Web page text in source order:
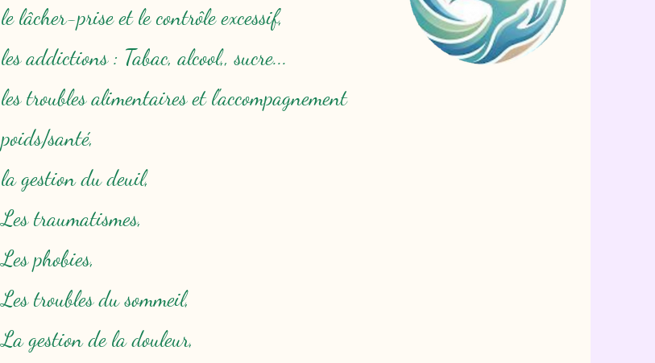
le lâcher-prise et le contrôle excessif,
les addictions : Tabac, alcool,, sucre...
les troubles alimentaires et l'accompagnement
poids/santé,
la gestion du deuil,
Les traumatismes,
Les phobies,
Les troubles du sommeil,
La gestion de la douleur,